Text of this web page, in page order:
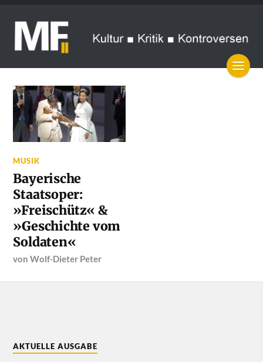
MUSIK
Bayerische
Staatsoper:
»Freischütz« &
»Geschichte vom
Soldaten«
vonWolf-Dieter Peter
AKTUELLE AUSGABE